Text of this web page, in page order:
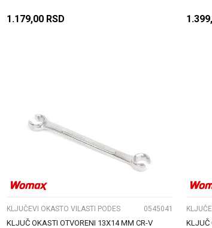
1.179,00 RSD
UPOREDI
KLJUČEVI OKASTO VILASTI PODES 0545041
KLJUČ OKASTI OTVORENI 13X14 MM CR-V KLJUČ